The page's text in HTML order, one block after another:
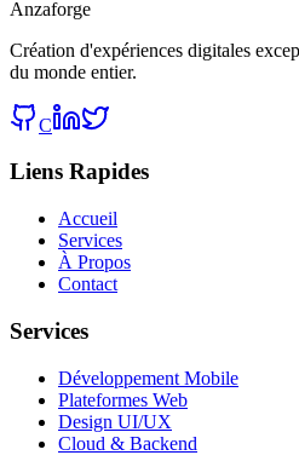
Anzaforge
Création d'expériences digitales
du monde entier.
C
Liens Rapides
Accueil
Services
À Propos
Contact
Services
Développement Mobile
Plateformes Web
Design UI/UX
Cloud & Backend